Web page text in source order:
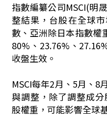
指數編纂公司MSCI(明
整結果，台股在全球
數、亞洲除日本指數權
80%、23.76%、
收盤生效。
MSCI每年2月、5月、8
與調整，除了調整成
股權重，可能影響全球